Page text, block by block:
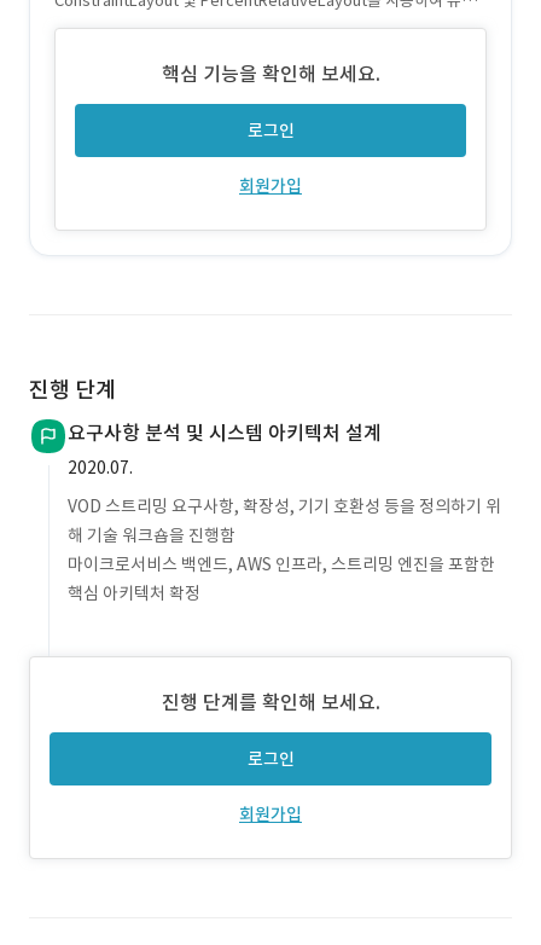
한 UI 렌더링 구현 Dynamic DPI Scaling을 통해 화면 해상도에 맞
핵심 기능을 확인해 보세요.
로그인
회원가입
진행 단계
요구사항 분석 및 시스템 아키텍처 설계
2020.07.
VOD 스트리밍 요구사항, 확장성, 기기 호환성 등을 정의하기 위
해 기술 워크숍을 진행함
마이크로서비스 백엔드, AWS 인프라, 스트리밍 엔진을 포함한
핵심 아키텍처 확정
진행 단계를 확인해 보세요.
로그인
회원가입